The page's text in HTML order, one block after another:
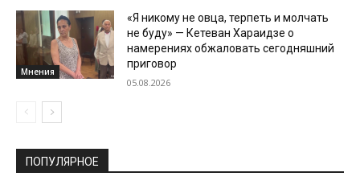
Мнения
«Я никому не овца, терпеть и молчать
не буду» — Кетеван Хараидзе о
намерениях обжаловать сегодняшний
приговор
05.08.2026
ПОПУЛЯРНОЕ